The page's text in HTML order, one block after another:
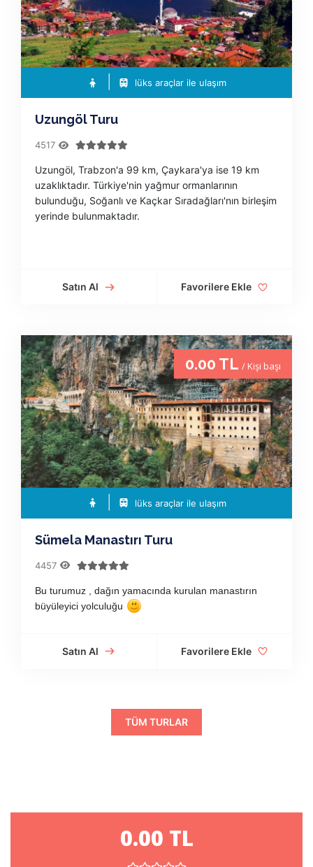
lüks araçlar ile ulaşım
Uzungöl Turu
4517
Uzungöl, Trabzon'a 99 km, Çaykara'ya ise 19 km
uzaklıktadır. Türkiye'nin yağmur ormanlarının
bulunduğu, Soğanlı ve Kaçkar Sıradağları'nın birleşim
yerinde bulunmaktadır.
Satın Al Favorilere Ekle
0.00 TL / Kişi başı
lüks araçlar ile ulaşım
Sümela Manastırı Turu
4457
Bu turumuz , dağın yamacında kurulan manastırın
büyüleyici yolculuğu
Satın Al Favorilere Ekle
TÜM TURLAR
0.00 TL